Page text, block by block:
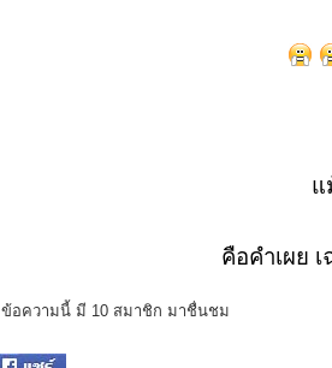
แ
คือคำเผย
ข้อความนี้ มี 10 สมาชิก มาชื่นชม